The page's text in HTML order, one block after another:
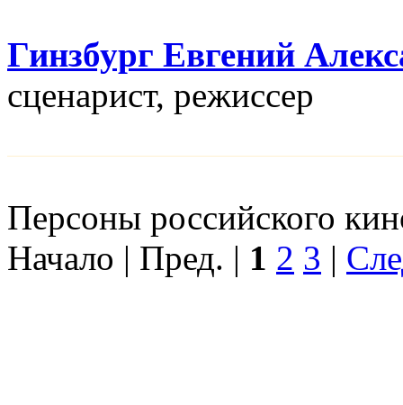
Гинзбург Евгений
сценарист, режисcер
Персоны российского
Начало | Пред. | 1 2 3 |